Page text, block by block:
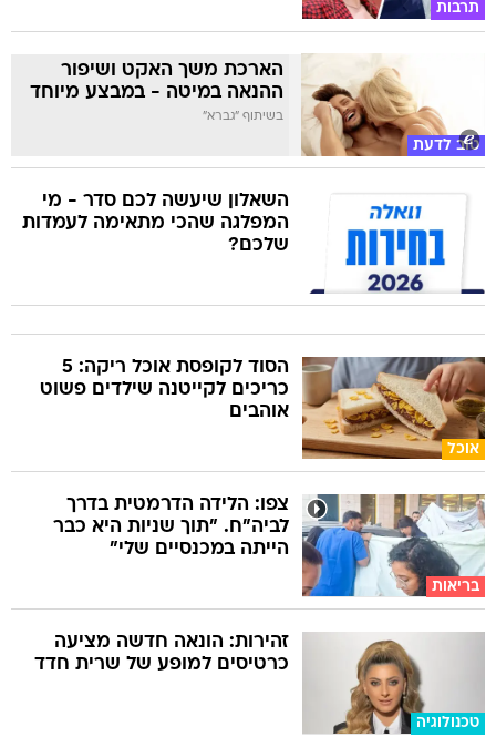
תרבות
טוב לדעת
הארכת משך האקט ושיפור
ההנאה במיטה - במבצע מיוחד
בשיתוף "גברא"
השאלון שיעשה לכם סדר - מי
המפלגה שהכי מתאימה לעמדות
שלכם?
אוכל
הסוד לקופסת אוכל ריקה: 5
כריכים לקייטנה שילדים פשוט
אוהבים
בריאות
צפו: הלידה הדרמטית בדרך
לביה"ח. "תוך שניות היא כבר
הייתה במכנסיים שלי"
טכנולוגיה
זהירות: הונאה חדשה מציעה
כרטיסים למופע של שרית חדד